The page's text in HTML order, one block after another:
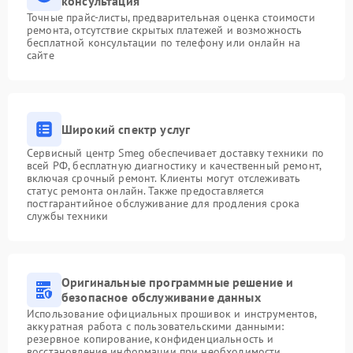
Точные прайс-листы, предварительная оценка стоимости
ремонта, отсутствие скрытых платежей и возможность
бесплатной консультации по телефону или онлайн на
сайте
Широкий спектр услуг
Сервисный центр Smeg обеспечивает доставку техники по
всей РФ, бесплатную диагностику и качественный ремонт,
включая срочный ремонт. Клиенты могут отслеживать
статус ремонта онлайн. Также предоставляется
постгарантийное обслуживание для продления срока
службы техники
Оригинальные программные решение и
безопасное обслуживание данных
Использование официальных прошивок и инструментов,
аккуратная работа с пользовательскими данными:
резервное копирование, конфиденциальность и